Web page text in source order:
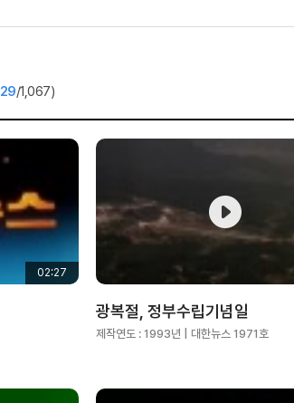
29/1,067)
02:27
광복절, 정부수립기념일
제작연도 : 1993년 | 대한뉴스 1971호